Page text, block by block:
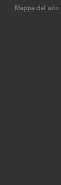
Mappa del sito